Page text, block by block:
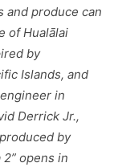
and produce can
of Hualālai
by
Islands, and
in
Derrick Jr.,
by
opens in